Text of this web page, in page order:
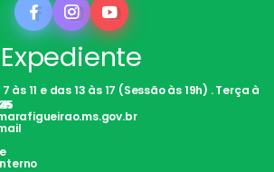
Expediente
às 11 e das 13 às 17 (Sessão às 19h) . Terça à